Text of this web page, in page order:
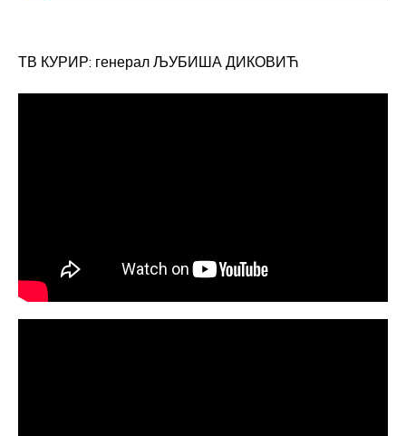
ТВ КУРИР: генерал ЉУБИША ДИКОВИЋ